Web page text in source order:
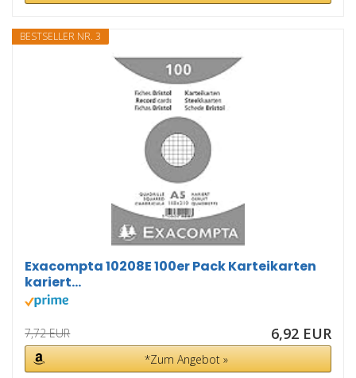
BESTSELLER NR. 3
Exacompta 10208E 100er Pack Karteikarten
kariert...
7,72 EUR 6,92 EUR
*Zum Angebot »